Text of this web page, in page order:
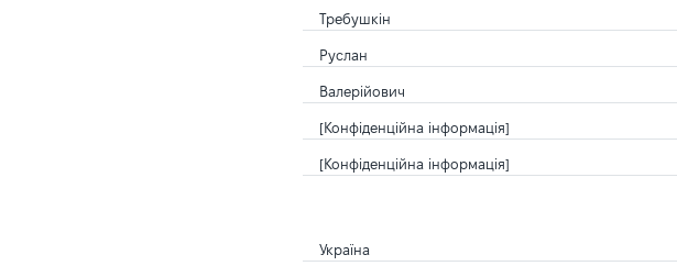
Требушкін
Руслан
Валерійович
[Конфіденційна інформація]
[Конфіденційна інформація]
Україна